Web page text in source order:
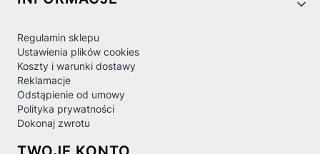
Regulamin sklepu
Ustawienia plików cookies
Koszty i warunki dostawy
Reklamacje
Odstąpienie od umowy
Polityka prywatności
Dokonaj zwrotu